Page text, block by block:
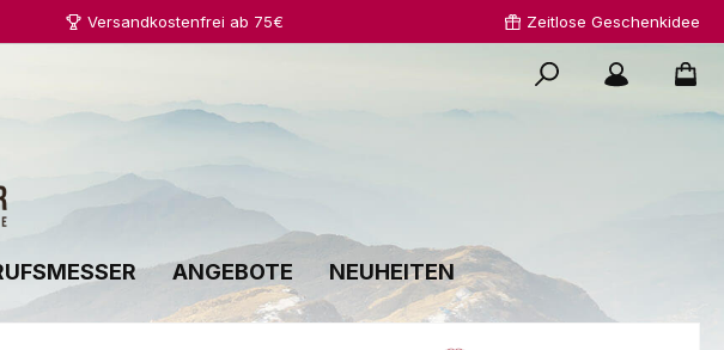
Versandkostenfrei ab 75€ Zeitlose Geschenkidee
ANGEBOTE NEUHEITEN